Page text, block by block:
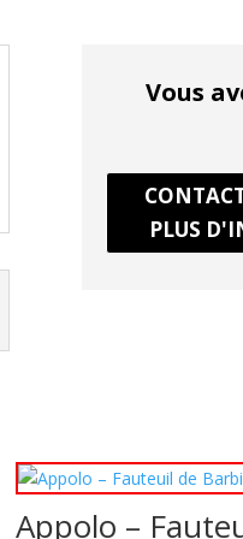
Vous
PLUS
Appolo –